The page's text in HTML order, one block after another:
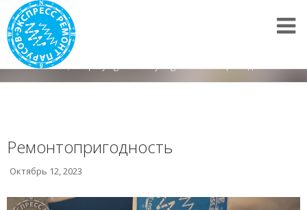
Все новости /
Ремонтопригодность
Октябрь 12, 2023